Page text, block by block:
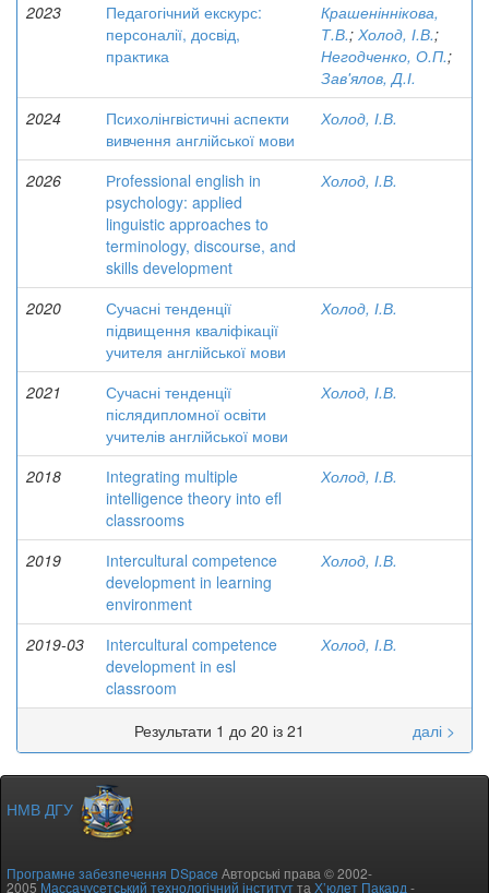
2023
Педагогічний екскурс:
персоналії, досвід,
практика
Крашеніннікова,
Т.В.; Холод, І.В.;
Негодченко, О.П.;
Зав'ялов, Д.І.
2024
Психолінгвістичні аспекти
вивчення англійської мови
Холод, І.В.
2026
Рrofessional english in
psychology: applied
linguistic approaches to
terminology, discourse, and
skills development
Холод, І.В.
2020
Сучасні тенденції
підвищення кваліфікації
учителя англійської мови
Холод, І.В.
2021
Сучасні тенденції
післядипломної освіти
учителів англійської мови
Холод, І.В.
2018
Іntegrating multiple
intelligence theory into efl
classrooms
Холод, І.В.
2019
Іntercultural competence
development in learning
environment
Холод, І.В.
2019-03
Іntercultural competence
development in esl
classroom
Холод, І.В.
Результати 1 до 20 із 21 далі >
НМВ ДГУ
Програмне забезпечення DSpace Авторські права © 2002-
2005Массачусетський технологічний інститутта Х’юлет Пакард -